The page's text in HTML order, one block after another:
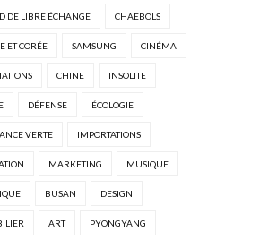
DE LIBRE ÉCHANGE CHAEBOLS
ET CORÉE SAMSUNG CINÉMA
CHINE INSOLITE
DÉFENSE ÉCOLOGIE
VERTE IMPORTATIONS
MARKETING MUSIQUE
BUSAN DESIGN
ART PYONGYANG